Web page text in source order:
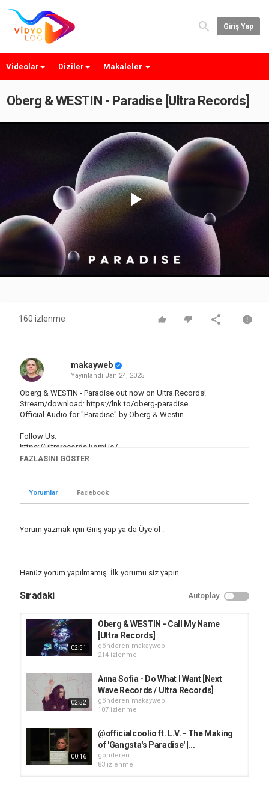
Giriş Yap
Videolar Diziler Makaleler
Oberg & WESTIN - Paradise [Ultra Records]
Play
Video
160 izlenme
makayweb
Yayınlandı Jan 24, 2025
Oberg & WESTIN - Paradise out now on Ultra Records!
Stream/download: https://lnk.to/oberg-paradise
Official Audio for "Paradise" by Oberg & Westin
Follow Us:
https://ultrarecords.komi.io/
https://www.youtube.com/@ultrarecords
https://www.facebook.com/ultrarecordsofficial
https://www.instagram.com/ultrarecordsofficial/
https://www.ultrarecords.com
Yabancı Müzikler Müzik
ultra records
FAZLASINI GÖSTER
Yorumlar Facebook
Yorum yazmak için Giriş yap ya da Üye ol .
Henüz yorum yapılmamış. İlk yorumu siz yapın.
Sıradaki Autoplay
02:51
Oberg & WESTIN - Call My Name
[Ultra Records]
gönderen makayweb
214 izlenme
02:52
Anna Sofia - Do What I Want [Next
Wave Records / Ultra Records]
gönderen makayweb
107 izlenme
00:16
@officialcoolio ft. L.V. - The Making
of 'Gangsta's Paradise' |...
gönderen
83 izlenme